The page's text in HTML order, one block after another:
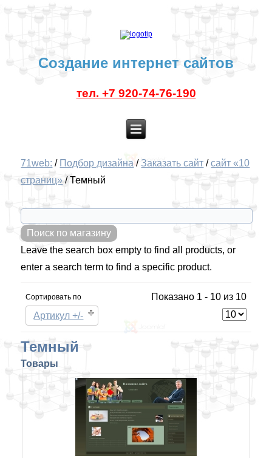
Создание интернет сайтов
тел. +7 920-74-76-190
71web: / Подбор дизайна / Заказать сайт /сайт «10
страниц»/Темный
Leave the search box empty to find all products, or
enter a search term to find a specific product.
Сортировать по
Артикул +/-
Показано 1 - 10 из 10
Темный
Товары